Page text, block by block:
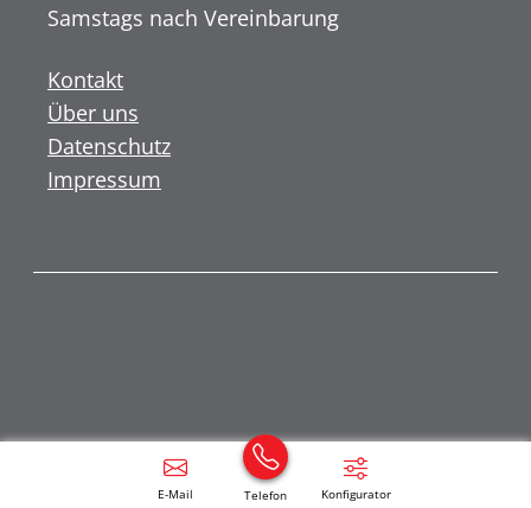
Samstags nach Vereinbarung
Kontakt
Über uns
Datenschutz
Impressum
E-Mail Telefon Konfigurator